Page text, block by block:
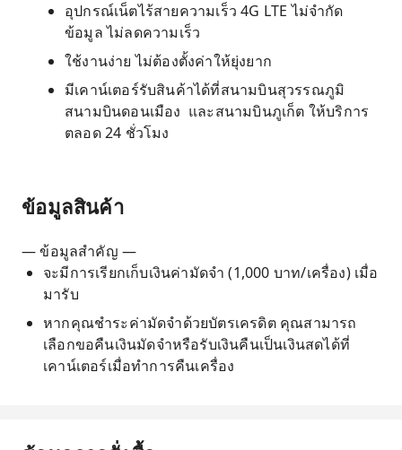
อุปกรณ์เน็ตไร้สายความเร็ว 4G LTE ไม่จำกัด
ข้อมูล ไม่ลดความเร็ว
ใช้งานง่าย ไม่ต้องตั้งค่าให้ยุ่งยาก
มีเคาน์เตอร์รับสินค้าได้ที่สนามบินสุวรรณภูมิ
สนามบินดอนเมือง และสนามบินภูเก็ต ให้บริการ
ตลอด 24 ชั่วโมง
ข้อมูลสินค้า
— ข้อมูลสำคัญ —
จะมีการเรียกเก็บเงินค่ามัดจำ (1,000 บาท/เครื่อง) เมื่อ
มารับ
หากคุณชำระค่ามัดจำด้วยบัตรเครดิต คุณสามารถ
เลือกขอคืนเงินมัดจำหรือรับเงินคืนเป็นเงินสดได้ที่
เคาน์เตอร์เมื่อทำการคืนเครื่อง